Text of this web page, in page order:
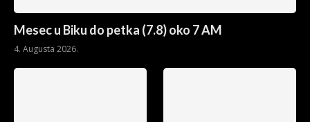
Mesec u Biku do petka (7.8) oko 7 AM
4. Augusta 2026.